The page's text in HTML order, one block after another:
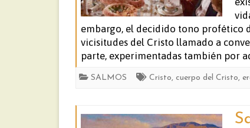
embargo, el decidido tono profético
vicisitudes del Cristo llamado a
parte, experimentadas también por
SALMOS Cristo, cuerpo del Cristo,